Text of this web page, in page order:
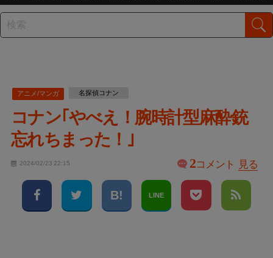
アニメ/マンガ 名探偵コナン
コナン｢やべえ！腕時計型麻酔銃
忘れちまった！｣
2024/02/23 22:15 2コメント 見る
LINE